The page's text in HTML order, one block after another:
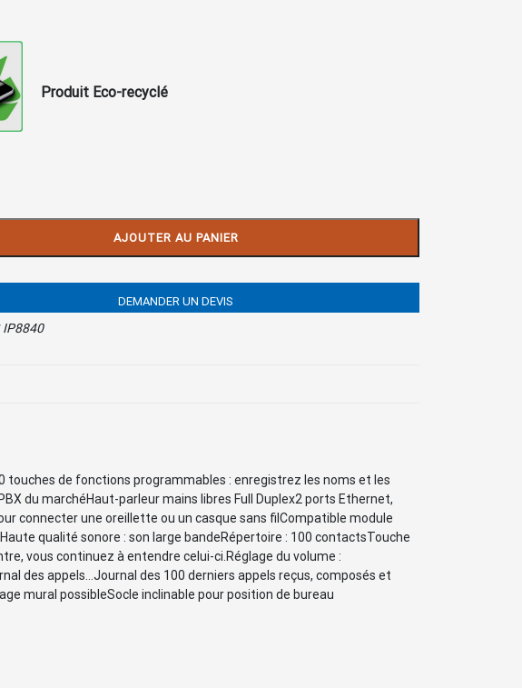
Produit Eco-recyclé
AJOUTER AU PANIER
DEMANDER UN DEVIS
IP8840
touches de fonctions programmables : enregistrez les noms et les
du marchéHaut-parleur mains libres Full Duplex2 ports Ethernet,
connecter une oreillette ou un casque sans filCompatible module
qualité sonore : son large bandeRépertoire : 100 contactsTouche
vous continuez à entendre celui-ci.Réglage du volume :
des appels…Journal des 100 derniers appels reçus, composés et
mural possibleSocle inclinable pour position de bureau